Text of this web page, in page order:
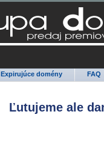
Expirujúce domény FAQ
Ľutujeme ale